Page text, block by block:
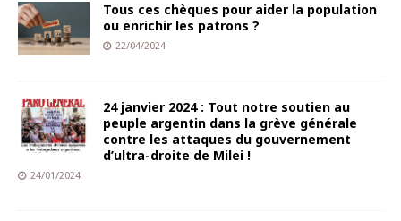
Tous ces chèques pour aider la population
ou enrichir les patrons ?
22/04/2024
24 janvier 2024 : Tout notre soutien au
peuple argentin dans la grève générale
contre les attaques du gouvernement
d’ultra-droite de Milei !
24/01/2024